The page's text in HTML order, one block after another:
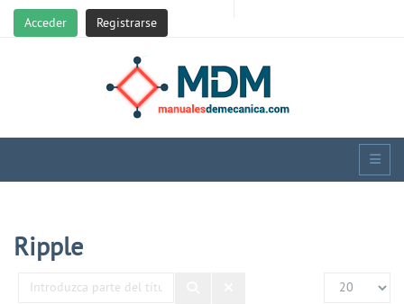
Acceder Registrarse
Ripple
Introduzca
Cantidad